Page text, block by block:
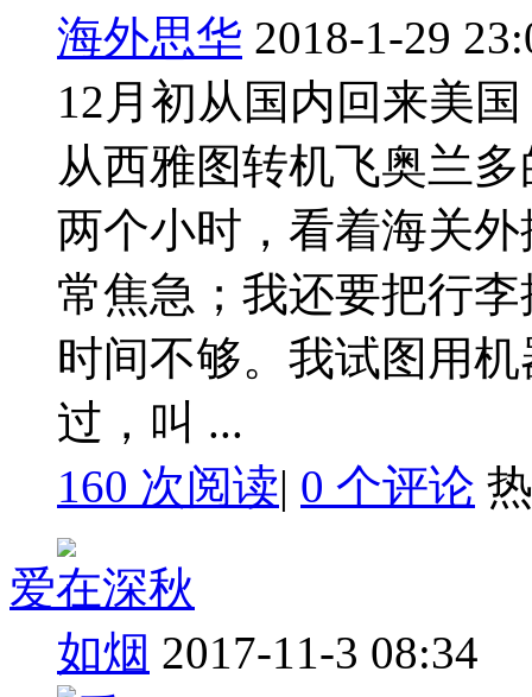
海外思华 2018-1-29
12月初从国内回来美
从西雅图转机飞奥兰
两个小时，看着海关
常焦急；我还要把行
时间不够。我试图用
过，叫 ...
160 次阅读| 0 个评论
爱在深秋
如烟 2017-11-3 08:34